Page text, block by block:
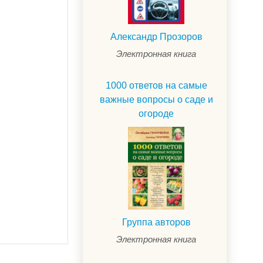
Александр Прозоров
Электронная книга
1000 ответов на самые
важные вопросы о саде и
огороде
Группа авторов
Электронная книга